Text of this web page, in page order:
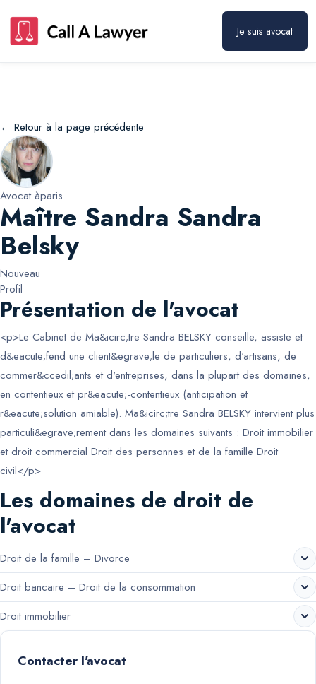
Je suis avocat
← Retour à la page précédente
Avocat àparis
Maître Sandra Sandra
Belsky
Nouveau
Profil
Présentation de l'avocat
<p>Le Cabinet de Ma&icirc;tre Sandra BELSKY conseille, assiste et
d&eacute;fend une client&egrave;le de particuliers, d'artisans, de
commer&ccedil;ants et d'entreprises, dans la plupart des domaines,
en contentieux et pr&eacute;-contentieux (anticipation et
r&eacute;solution amiable). Ma&icirc;tre Sandra BELSKY intervient plus
particuli&egrave;rement dans les domaines suivants : Droit immobilier
et droit commercial Droit des personnes et de la famille Droit
civil</p>
Les domaines de droit de
l'avocat
Droit de la famille – Divorce
Droit bancaire – Droit de la consommation
Droit immobilier
Contacter l'avocat